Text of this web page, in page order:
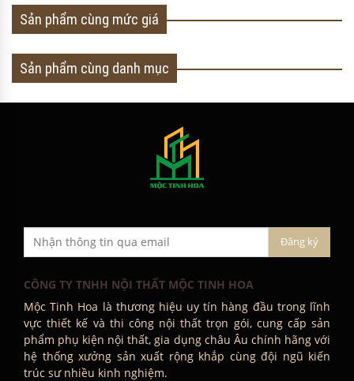
Sản phẩm cùng mức giá
Sản phẩm cùng danh mục
CÔNG TY TNHH NỘI THẤT MỘC TINH HOA
Mộc Tinh Hoa là thương hiệu uy tín hàng đầu trong lĩnh
vực thiết kế và thi công nội thất trọn gói, cung cấp sản
phẩm phụ kiện nội thất, gia dụng châu Âu chính hãng với
hệ thống xưởng sản xuất rộng khắp cùng đội ngũ kiến
trúc sư nhiều kinh nghiệm.